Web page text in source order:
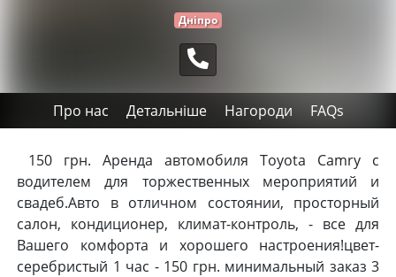
Дніпро
Про нас Детальніше Нагороди FAQs
150 грн. Аренда автомобиля Toyota Camry с
водителем для торжественных мероприятий и
свадеб.Авто в отличном состоянии, просторный
салон, кондиционер, климат-контроль, - все для
Вашего комфорта и хорошего настроения!цвет-
серебристый 1 час - 150 грн. минимальный заказ 3